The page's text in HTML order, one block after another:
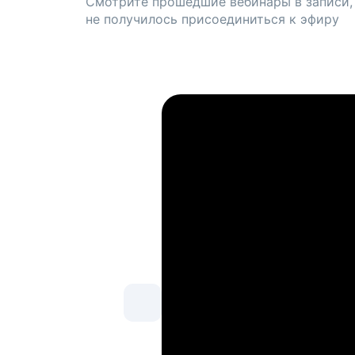
не получилось присоединиться к эфиру